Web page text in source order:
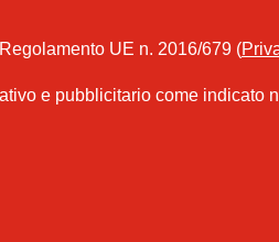
UE n. 2016/679 (
e pubblicitario come indicato